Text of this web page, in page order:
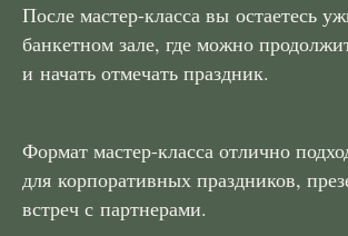
После мастер-класса вы остаетесь
банкетном зале, где можно
и начать отмечать праздник.
Формат мастер-класса отлично
для корпоративных праздников,
встреч с партнерами.